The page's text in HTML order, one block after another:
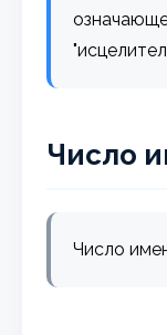
Число
Число